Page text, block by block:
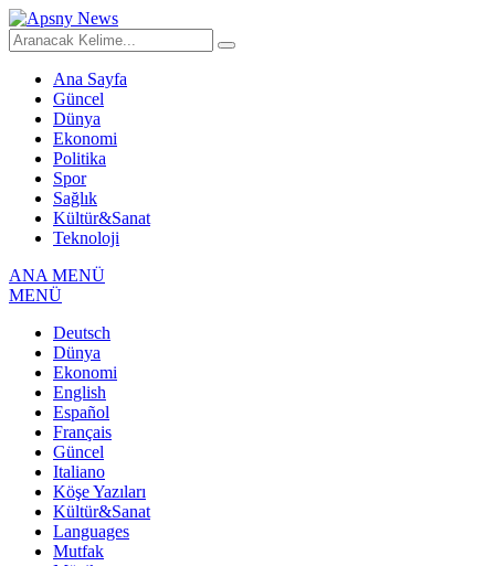
Ana Sayfa
Güncel
Dünya
Ekonomi
Politika
Spor
Sağlık
Kültür&Sanat
Teknoloji
ANA MENÜ
MENÜ
Deutsch
Dünya
Ekonomi
English
Español
Français
Güncel
Italiano
Köşe Yazıları
Kültür&Sanat
Languages
Mutfak